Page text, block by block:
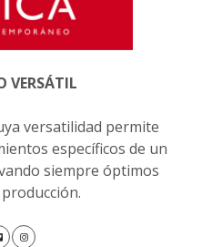
VERSÁTIL
versatilidad permite
específicos de un
siempre óptimos